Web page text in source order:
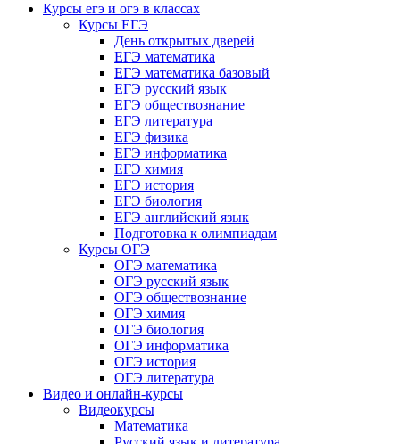
Курсы егэ и огэ в классах
Курсы ЕГЭ
День открытых дверей
ЕГЭ математика
ЕГЭ математика базовый
ЕГЭ русский язык
ЕГЭ обществознание
ЕГЭ литература
ЕГЭ физика
ЕГЭ информатика
ЕГЭ химия
ЕГЭ история
ЕГЭ биология
ЕГЭ английский язык
Подготовка к олимпиадам
Курсы ОГЭ
ОГЭ математика
ОГЭ русский язык
ОГЭ обществознание
ОГЭ химия
ОГЭ биология
ОГЭ информатика
ОГЭ история
ОГЭ литература
Видео и онлайн-курсы
Видеокурсы
Математика